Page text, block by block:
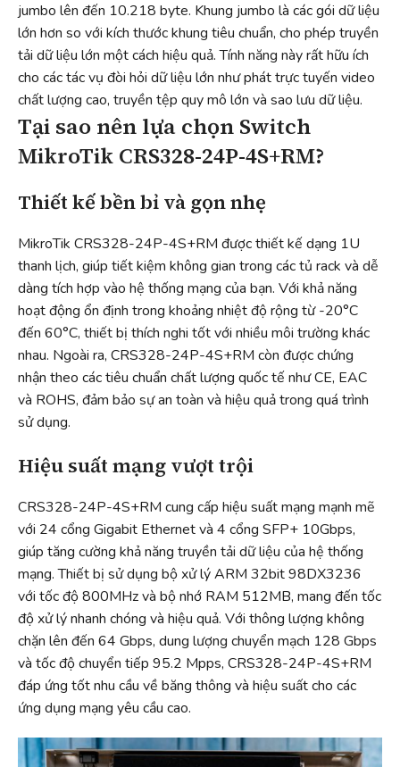
jumbo lên đến 10.218 byte. Khung jumbo là các gói dữ liệu
lớn hơn so với kích thước khung tiêu chuẩn, cho phép truyền
tải dữ liệu lớn một cách hiệu quả. Tính năng này rất hữu ích
cho các tác vụ đòi hỏi dữ liệu lớn như phát trực tuyến video
chất lượng cao, truyền tệp quy mô lớn và sao lưu dữ liệu.
Tại sao nên lựa chọn Switch
MikroTik CRS328-24P-4S+RM?
Thiết kế bền bỉ và gọn nhẹ
MikroTik CRS328-24P-4S+RM được thiết kế dạng 1U
thanh lịch, giúp tiết kiệm không gian trong các tủ rack và dễ
dàng tích hợp vào hệ thống mạng của bạn. Với khả năng
hoạt động ổn định trong khoảng nhiệt độ rộng từ -20°C
đến 60°C, thiết bị thích nghi tốt với nhiều môi trường khác
nhau. Ngoài ra, CRS328-24P-4S+RM còn được chứng
nhận theo các tiêu chuẩn chất lượng quốc tế như CE, EAC
và ROHS, đảm bảo sự an toàn và hiệu quả trong quá trình
sử dụng.
Hiệu suất mạng vượt trội
CRS328-24P-4S+RM cung cấp hiệu suất mạng mạnh mẽ
với 24 cổng Gigabit Ethernet và 4 cổng SFP+ 10Gbps,
giúp tăng cường khả năng truyền tải dữ liệu của hệ thống
mạng. Thiết bị sử dụng bộ xử lý ARM 32bit 98DX3236
với tốc độ 800MHz và bộ nhớ RAM 512MB, mang đến tốc
độ xử lý nhanh chóng và hiệu quả. Với thông lượng không
chặn lên đến 64 Gbps, dung lượng chuyển mạch 128 Gbps
và tốc độ chuyển tiếp 95.2 Mpps, CRS328-24P-4S+RM
đáp ứng tốt nhu cầu về băng thông và hiệu suất cho các
ứng dụng mạng yêu cầu cao.